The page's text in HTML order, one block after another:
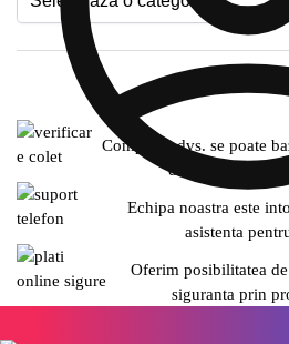
Compania dvs. se poate
de expediere
Echipa noastra este
asistenta
Oferim posibilitatea
siguranta prin